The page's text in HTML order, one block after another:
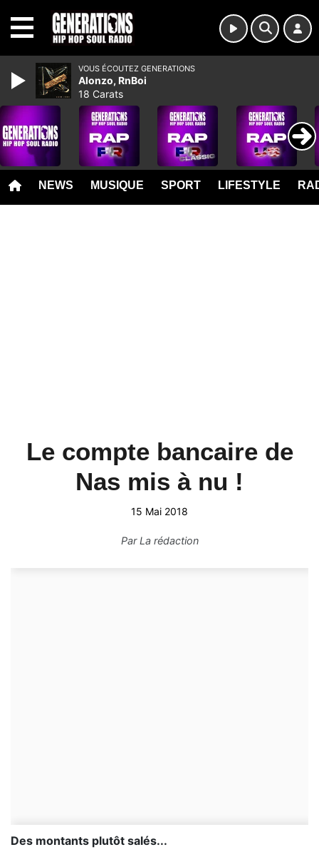
NEWS MUSIQUE SPORT LIFESTYLE
Le compte bancaire de
Nas mis à nu !
15 Mai 2018
ParLa rédaction
Des montants plutôt salés...
VOUS ÉCOUTEZ GENERATIONS
Alonzo, RnBoi
18 Carats